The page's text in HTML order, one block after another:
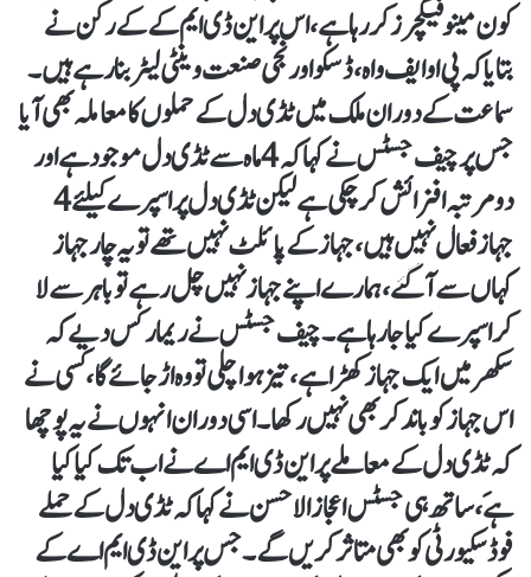
کون مینوفیکچرز کر رہا ہے، اس پر این ڈی ایم کے کے رکن نے
بتایا کہ پی او ایف واہ، ڈسکو اور نجی صنعت وینٹی لیٹر بنا رہے ہیں۔
سماعت کے دوران ملک میں ٹڈی دل کے حملوں کا معاملہ بھی آیا
جس پر چیف جسٹس نے کہا کہ 4 ماہ سے ٹڈی دل موجود ہے اور
دو مرتبہ افزائش کر چکی ہے لیکن ٹڈی دل پر اسپرے کیلئے 4
جہاز فعال نہیں ہیں، جہاز کے پائلٹ نہیں تھے تو یہ چار جہاز
کہاں سے آگئے، ہمارے اپنے جہاز نہیں چل رہے تو باہر سے لا
کر اسپرے کیا جارہا ہے۔چیف جسٹس نے ریمارکس دیے کہ
سکھر میں ایک جہاز کھڑا ہے، تیز ہوا چلی تو وہ اڑ جائے گا، کسی نے
اس جہاز کو باند کر بھی نہیں رکھا۔اسی دوران انہوں نے یہ پوچھا
کہ ٹڈی دل کے معاملے پر این ڈی ایم اے نے اب تک کیا کیا
ہےَ، ساتھ ہی جسٹس اعجاز الاحسن نے کہا کہ ٹڈی دل کے حملے
فوڈ سکیورٹی کو بھی متاثر کریں گے۔جس پر این ڈی ایم اے کے